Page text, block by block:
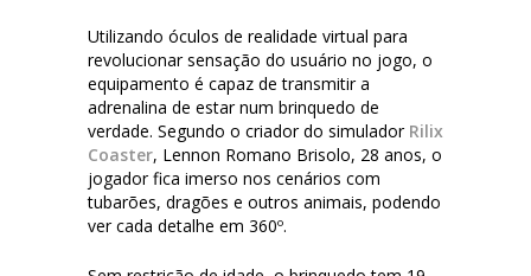
Utilizando óculos de realidade virtual para
revolucionar sensação do usuário no jogo, o
equipamento é capaz de transmitir a
adrenalina de estar num brinquedo de
verdade. Segundo o criador do simuladorRilix
Coaster, Lennon Romano Brisolo, 28 anos, o
jogador fica imerso nos cenários com
tubarões, dragões e outros animais, podendo
ver cada detalhe em 360º.